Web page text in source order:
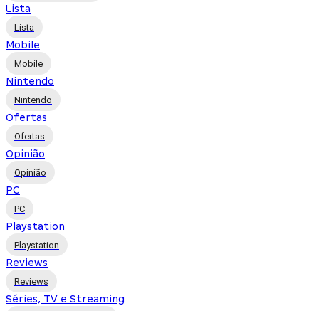
Lista
Lista
Mobile
Mobile
Nintendo
Nintendo
Ofertas
Ofertas
Opinião
Opinião
PC
PC
Playstation
Playstation
Reviews
Reviews
Séries, TV e Streaming